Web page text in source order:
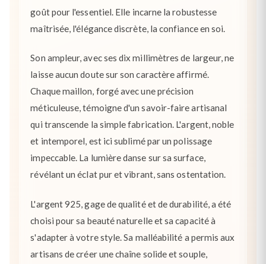
goût pour l'essentiel. Elle incarne la robustesse
maîtrisée, l'élégance discrète, la confiance en soi.
Son ampleur, avec ses dix millimètres de largeur, ne
laisse aucun doute sur son caractère affirmé.
Chaque maillon, forgé avec une précision
méticuleuse, témoigne d'un savoir-faire artisanal
qui transcende la simple fabrication. L'argent, noble
et intemporel, est ici sublimé par un polissage
impeccable. La lumière danse sur sa surface,
révélant un éclat pur et vibrant, sans ostentation.
L'argent 925, gage de qualité et de durabilité, a été
choisi pour sa beauté naturelle et sa capacité à
s'adapter à votre style. Sa malléabilité a permis aux
artisans de créer une chaîne solide et souple,